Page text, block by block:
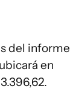
del informe
en